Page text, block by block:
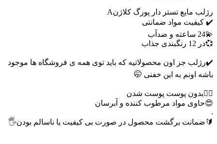
رژلب مایع تستر دار پورگ کلاژنA
✔️ کیفیت مواد ضمانتی
💫24 ساعته و ضدآب
💞در 12 رنگبندی جذاب
✔️رژلب جز اون محصولاتیه که باید توی همه ی فروشگاه ها موجود
باشه اونم به این خفنی 🤭
❤️‍🔥بدون پوست پوست شدن
😍حاوی مواد مرطوب کننده و آبرسان
‌‌.
🔰ضمانت برگشت محصول در صورت بی کیفیت یا ناسالم بودن🖐